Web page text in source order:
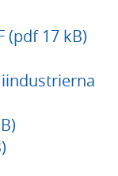
(pdf 17 kB)